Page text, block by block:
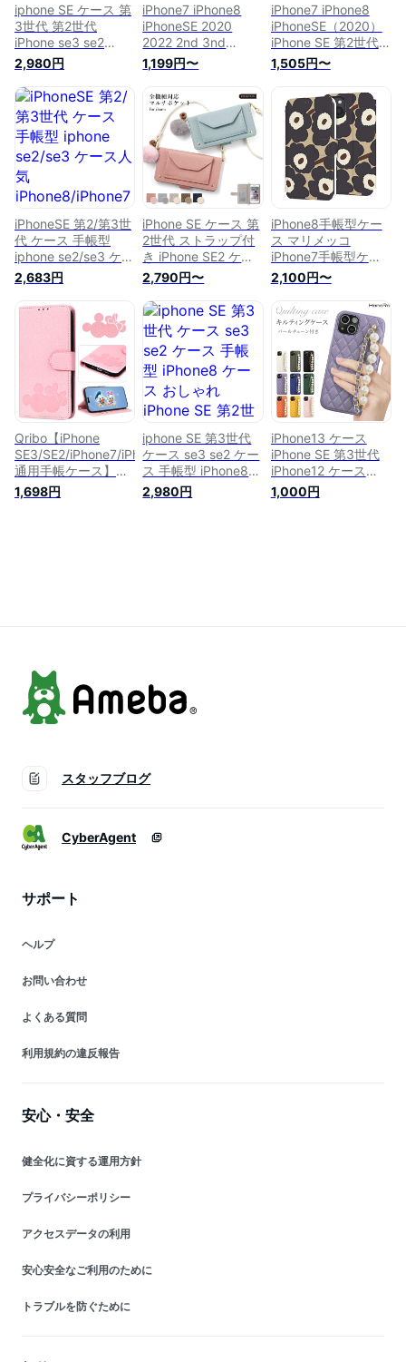
iphone SE ケース 第
3世代 第2世代
iPhone se3 se2
iphone8 iphone7ケ
ース スマホケース
おしゃれ iPhone SE
se3 se2 8 7 アイフ
ォン8ケース スマホ
カバー ストラップ付
き iphone ケース
iphoneケース 可愛い
猫 minette
2,980円
iPhone7 iPhone8
iPhoneSE 2020
2022 2nd 3nd
iPhone SE 第2世代
第3世代 通用 iPhone
SE2 iPhone SE3 ケ
ース SE 2022 ケース
手帳型 iPhoneSE2
iPhoneSE3 iPhone
SE2 アイフォンSE
2020 アイフォンSE2
アイフォンSE3 ケー
ス 手帳ケース
iPhoneSE 2nd 3nd
スマホケース アイフ
ォン 7 アイフォン8
ケース 手帳型
iphone8 ケース
iphone8 手帳 アイフ
ォン7 ケース
iphone7 case
iphone7 カバー 適用
【iCoverCase】 内
蔵マグネット 携帯カ
バー カード入れ カ
ードケース スタンド
機能 落ち着いた色
レトロ ネイビー
1,199円〜
iPhone7 iPhone8
iPhoneSE（2020）
iPhone SE 第2世代
第3世代 iPhone SE2
SE3 SE 2022 ケース
手帳型 ショルダー
鏡付きケース 鏡ケー
ス ミラー mirror 鏡
レディース 女性 鏡
付き ミラーケース
ショルダーケース ク
ロスボディ 手帳ケー
ス iPhoneSE2
iPhoneSE3 iPhone
SE2 アイフォンSE
2020 アイフォンSE2
アイフォンSE3 ケー
ス iPhoneSE 2nd
3nd 第二世代スマホ
ケース アイフォン 7
アイフォン8 ケース
手帳型 iphone8 ケー
ス iphone8 手帳 ア
イフォン7 ケース
iphone7 case カバー
iPhone SE 第二世代
第三世代 適用
【iCoverCase】 ス
トラップホール付き
留め具 カード収納
バッグ スタンド ミ
1,505円〜
iPhoneSE 第2/第3世
代 ケース 手帳型
iphone se2/se3 ケー
ス人気
iPhone8/iPhone7 可
愛い アイフォン8ケ
ース アイフォンse
スマホケース兎 アニ
マルおしゃれ カード
2,683円
iPhone SE ケース 第
2世代 ストラップ付
き iPhone SE2 ケー
ス 手帳型 かわいい
iPhoneSE2カバー
iPhone SE 第2世代
ケース 手帳型 スマ
ホケース iPhone SE
第二世代 手帳型
iPhone SE 2020 手
帳型 アイフォン SE2
ケース 手帳型 可愛
い おしゃれ
2,790円〜
iPhone8手帳型ケー
ス マリメッコ
iPhone7手帳型ケー
ス iPhone SE 第3世
代 手帳型 ケース 第2
世代 iPhone8 ケース
iPhone7ケース
iPhoneSE ケース
iPhone SE3 se2ケー
ス バンパー スマホ
ケース iPhone 7用カ
バー iPhone SE / 8 /
7 ケース iPhone8ス
マホケース iphone
seカバー iPhone8ケ
ース iphonese第2世
代 iPhone 7ケース
iPhone 7/8/SE2/se3
2,100円〜
Qribo【iPhone
SE3/SE2/iPhone7/iPhone8
通用手帳ケース】
iPhone se3 ケース
手帳型 iPhone7ケー
ンク
1,698円
iphone SE 第3世代
ケース se3 se2 ケー
ス 手帳型 iPhone8
ケース おしゃれ
iPhone SE 第2世代 8
2,980円
iPhone13 ケース
iPhone SE 第3世代
iPhone12 ケース
13pro iPhone se 第2
世代 iPhone8
1,000円
スタッフブログ
CyberAgent
サポート
ヘルプ
お問い合わせ
よくある質問
利用規約の違反報告
安心・安全
健全化に資する運用方針
プライバシーポリシー
アクセスデータの利用
安心安全なご利用のために
トラブルを防ぐために